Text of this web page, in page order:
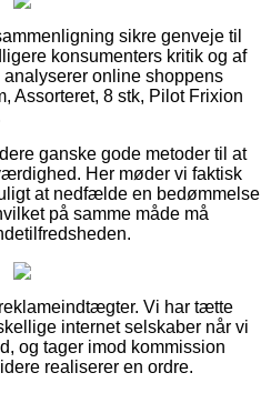
sikre genveje til
konsumenters kritik og af
online shoppens
Assorteret, 8 stk, Pilot Frixion
ganske gode metoder til at
Her møder vi faktisk
at nedfælde en bedømmelse
på samme måde må
Vi har tætte
internet selskaber når vi
og tager imod kommission
realiserer en ordre.